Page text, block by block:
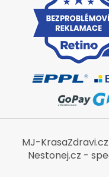
MJ-
Nestonej.cz -